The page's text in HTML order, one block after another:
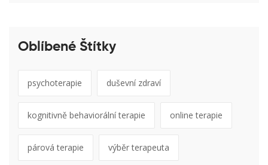
Oblíbené Štítky
psychoterapie duševní zdraví
kognitivně behaviorální terapie online terapie
párová terapie výběr terapeuta